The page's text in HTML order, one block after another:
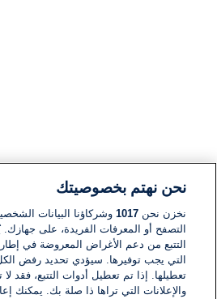
نحن نهتم بخصوصيتك
نخزن نحن1017 وشركاؤنا البيانات
التصفح أو المعرفات الفريدة، على
التتبع من دعم الأغراض المعروضة في إطار
التي يجب توفيرها. سيؤدي تحديد رفض
تعطيلها. إذا تم تعطيل أدوات التتبع، فقد
والإعلانات التي تراها ذا صلة بك. يمكنك